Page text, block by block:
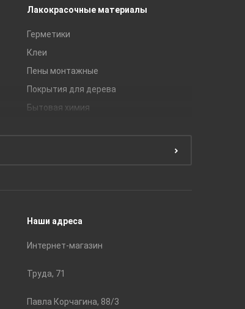
Лакокрасочные материалы
Герметики
Клеи
Пены монтажные
Покрытия для дерева
Бытовая химия
Наши адреса
Интернет-магазин
Труда, 71
Павла Корчагина, 88/3